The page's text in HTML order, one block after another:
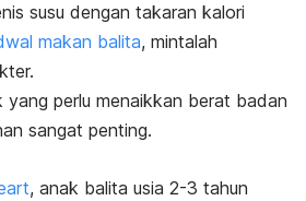
susu dengan takaran kalori
makan balita, mintalah
yang perlu menaikkan berat badan
sangat penting.
, anak balita usia 2-3 tahun